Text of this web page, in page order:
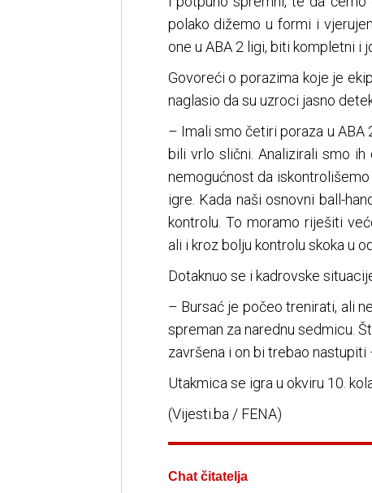
polako dižemo u formi i
one u ABA 2 ligi, biti kompletni i
Govoreći o porazima koje je
naglasio da su uzroci jasno
– Imali smo četiri poraza u ABA
bili vrlo slični. Analizirali smo
nemogućnost da
igre. Kada naši osnovni ball-
kontrolu. To moramo riješiti
ali i kroz bolju kontrolu skoka u
Dotaknuo se i kadrovske
– Bursać je počeo trenirati, ali
spreman za narednu sedmicu.
završena i on bi trebao
Utakmica se igra u okviru 10.
(Vijesti.ba / FENA)
Chat čitatelja